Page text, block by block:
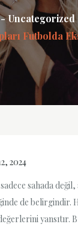
Uncategorized
Futbolda
2024
sadece sahada
de belirgindir.
yansıtır.